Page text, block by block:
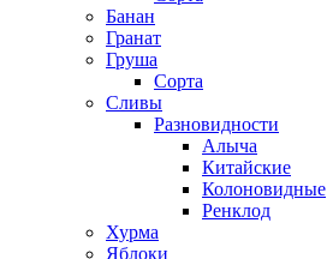
Банан
Гранат
Груша
Сорта
Сливы
Разновидности
Алыча
Китайские
Колоновидные
Ренклод
Хурма
Яблоки